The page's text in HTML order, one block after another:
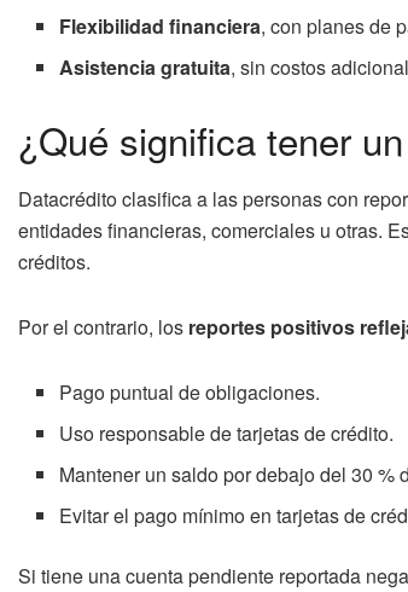
Flexibilidad financiera, con planes de
Asistencia gratuita, sin costos
¿Qué significa tener
Datacrédito clasifica a las personas con
entidades financieras, comerciales u otras.
créditos.
Por el contrario, los reportes positivos
Pago puntual de obligaciones.
Uso responsable de tarjetas de crédito.
Mantener un saldo por debajo del 30 %
Evitar el pago mínimo en tarjetas de
Si tiene una cuenta pendiente reportada